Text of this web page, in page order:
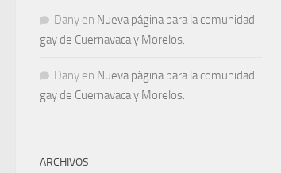
Dany en Nueva página para la comunidad
gay de Cuernavaca y Morelos.
Dany en Nueva página para la comunidad
gay de Cuernavaca y Morelos.
ARCHIVOS